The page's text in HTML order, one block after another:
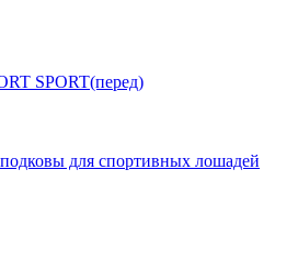
SPORT(перед)
для спортивных лошадей